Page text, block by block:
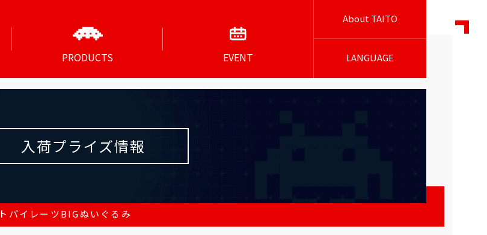
PRODUCTS EVENT
About TAITO
LANGUAGE
入荷プライズ情報
パイレーツBIGぬいぐるみ